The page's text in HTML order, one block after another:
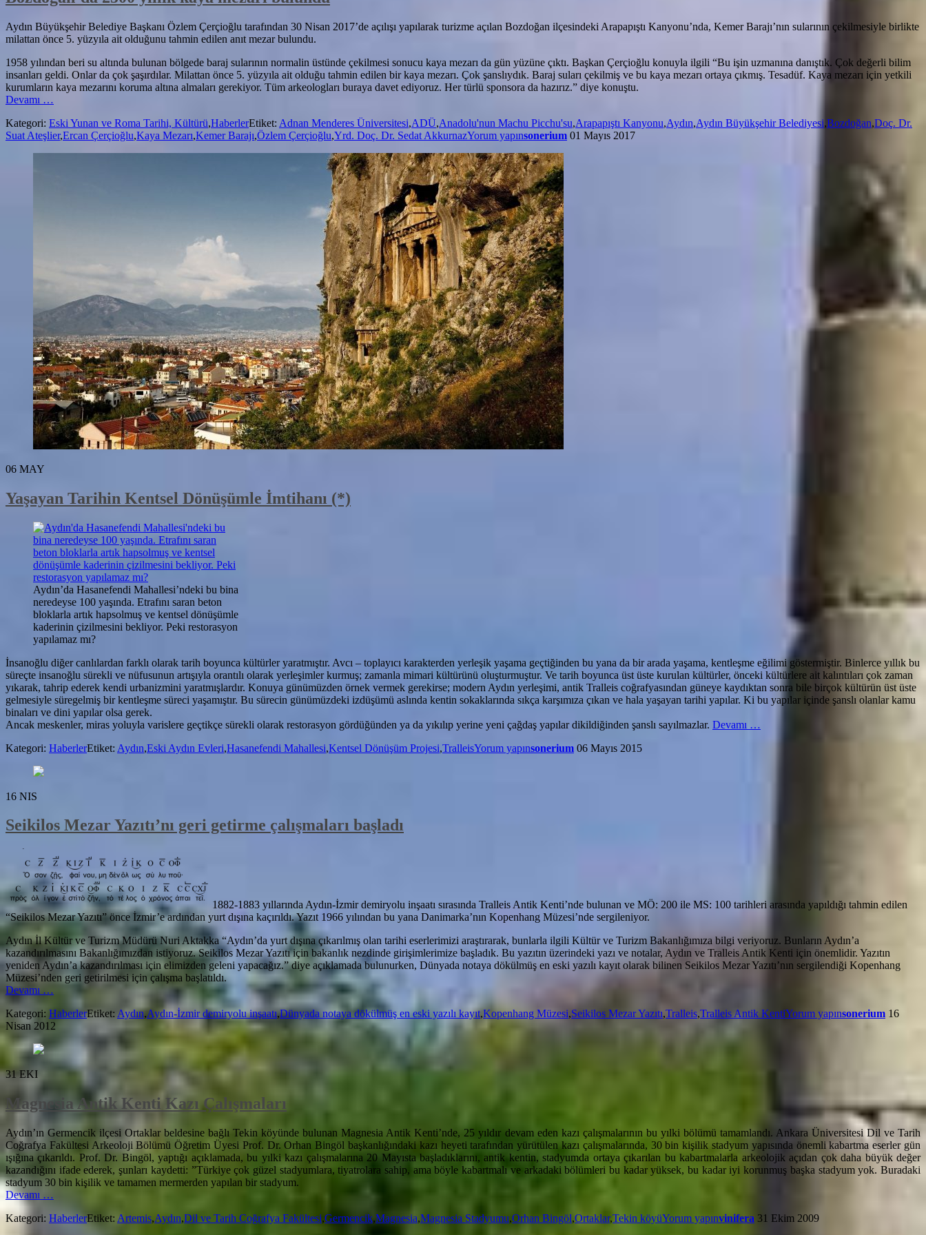
Aydın Büyükşehir Belediye Başkanı Özlem Çerçioğlu tarafından 30 Nisan 2017’de açılışı yapılarak turizme açılan Bozdoğan ilçesindeki Arapapıştı Kanyonu’nda, Kemer Barajı’nın sularının çekilmesiyle birlikte
milattan önce 5. yüzyıla ait olduğunu tahmin edilen anıt mezar bulundu.
1958 yılından beri su altında bulunan bölgede baraj sularının normalin üstünde çekilmesi sonucu kaya mezarı da gün yüzüne çıktı. Başkan Çerçioğlu konuyla ilgili “Bu işin uzmanına danıştık. Çok değerli bilim
insanları geldi. Onlar da çok şaşırdılar. Milattan önce 5. yüzyıla ait olduğu tahmin edilen bir kaya mezarı. Çok şanslıydık. Baraj suları çekilmiş ve bu kaya mezarı ortaya çıkmış. Tesadüf. Kaya mezarı için yetkili
kurumların kaya mezarını koruma altına almaları gerekiyor. Tüm arkeologları buraya davet ediyoruz. Her türlü sponsora da hazırız.” diye konuştu.
Devamı
yıllık
kaya
…
Kategori: Eski Yunan ve Roma Tarihi, Kültürü,HaberlerEtiket: Adnan Menderes Üniversitesi,ADÜ,Anadolu'nun Machu Picchu'su,Arapapıştı Kanyonu,Aydın,Aydın Büyükşehir Belediyesi,Bozdoğan,Doç. Dr.
Suat Ateşlier,Ercan Çerçioğlu,Kaya Mezarı,Kemer Barajı,Özlem Çerçioğlu,Yrd. Doç. Dr. Sedat AkkurnazYorum yapınsonerium 01 Mayıs 2017
06 MAY
Yaşayan Tarihin Kentsel Dönüşümle İmtihanı (*)
Aydın’da Hasanefendi Mahallesi’ndeki bu bina
neredeyse 100 yaşında. Etrafını saran beton
bloklarla artık hapsolmuş ve kentsel dönüşümle
kaderinin çizilmesini bekliyor. Peki restorasyon
yapılamaz mı?
İnsanoğlu diğer canlılardan farklı olarak tarih boyunca kültürler yaratmıştır. Avcı – toplayıcı karakterden yerleşik yaşama geçtiğinden bu yana da bir arada yaşama, kentleşme eğilimi göstermiştir. Binlerce yıllık bu
süreçte insanoğlu sürekli ve nüfusunun artışıyla orantılı olarak yerleşimler kurmuş; zamanla mimari kültürünü oluşturmuştur. Ve tarih boyunca üst üste kurulan kültürler, önceki kültürlere ait kalıntıları çok zaman
yıkarak, tahrip ederek kendi urbanizmini yaratmışlardır. Konuya günümüzden örnek vermek gerekirse; modern Aydın yerleşimi, antik Tralleis coğrafyasından güneye kaydıktan sonra bile birçok kültürün üst üste
gelmesiyle süregelmiş bir kentleşme süreci yaşamıştır. Bu sürecin günümüzdeki izdüşümü aslında kentin sokaklarında sıkça karşımıza çıkan ve hala yaşayan tarihi yapılar. Ki bu yapılar içinde şanslı olanlar kamu
binaları ve dini yapılar olsa gerek.
Ancak meskenler, miras yoluyla varislere geçtikçe sürekli olarak restorasyon gördüğünden ya da yıkılıp yerine yeni çağdaş yapılar dikildiğinden şanslı sayılmazlar. Devamı …
Kategori: HaberlerEtiket: Aydın,Eski Aydın Evleri,Hasanefendi Mahallesi,Kentsel Dönüşüm Projesi,TralleisYorum yapınsonerium 06 Mayıs 2015
16 NIS
Seikilos Mezar Yazıtı’nı geri getirme çalışmaları başladı
1882-1883 yıllarında Aydın-İzmir demiryolu inşaatı sırasında Tralleis Antik Kenti’nde bulunan ve MÖ: 200 ile MS: 100 tarihleri arasında yapıldığı tahmin edilen
“Seikilos Mezar Yazıtı” önce İzmir’e ardından yurt dışına kaçırıldı. Yazıt 1966 yılından bu yana Danimarka’nın Kopenhang Müzesi’nde sergileniyor.
Aydın İl Kültür ve Turizm Müdürü Nuri Aktakka “Aydın’da yurt dışına çıkarılmış olan tarihi eserlerimizi araştırarak, bunlarla ilgili Kültür ve Turizm Bakanlığımıza bilgi veriyoruz. Bunların Aydın’a
kazandırılmasını Bakanlığımızdan istiyoruz. Seikilos Mezar Yazıtı için bakanlık nezdinde girişimlerimize başladık. Bu yazıtın üzerindeki yazı ve notalar, Aydın ve Tralleis Antik Kenti için önemlidir. Yazıtın
yeniden Aydın’a kazandırılması için elimizden geleni yapacağız.” diye açıklamada bulunurken, Dünyada notaya dökülmüş en eski yazılı kayıt olarak bilinen Seikilos Mezar Yazıtı’nın sergilendiği Kopenhang
Müzesi’nden geri getirilmesi için çalışma başlatıldı.
Devamı
hakkındaSeikilos
Yazıtı’nı
geri
çalışmaları
başladı
…
Kategori: HaberlerEtiket: Aydın,Aydın-İzmir demiryolu inşaatı,Dünyada notaya dökülmüş en eski yazılı kayıt,Kopenhang Müzesi,Seikilos Mezar Yazıtı,Tralleis,Tralleis Antik KentiYorum yapınsonerium 16
Nisan 2012
31 EKI
Magnesia Antik Kenti Kazı Çalışmaları
Aydın’ın Germencik ilçesi Ortaklar beldesine bağlı Tekin köyünde bulunan Magnesia Antik Kenti’nde, 25 yıldır devam eden kazı çalışmalarının bu yılki bölümü tamamlandı. Ankara Üniversitesi Dil ve Tarih
Coğrafya Fakültesi Arkeoloji Bölümü Öğretim Üyesi Prof. Dr. Orhan Bingöl başkanlığındaki kazı heyeti tarafından yürütülen kazı çalışmalarında, 30 bin kişilik stadyum yapısında önemli kabartma eserler gün
ışığına çıkarıldı. Prof. Dr. Bingöl, yaptığı açıklamada, bu yılki kazı çalışmalarına 20 Mayısta başladıklarını, antik kentin, stadyumda ortaya çıkarılan bu kabartmalarla arkeolojik açıdan çok daha büyük değer
kazandığını ifade ederek, şunları kaydetti: ”Türkiye çok güzel stadyumlara, tiyatrolara sahip, ama böyle kabartmalı ve arkadaki bölümleri bu kadar yüksek, bu kadar iyi korunmuş başka stadyum yok. Buradaki
stadyum 30 bin kişilik ve tamamen mermerden yapılan bir stadyum.
Devamı
Kenti
…
Kategori: HaberlerEtiket: Artemis,Aydın,Dil ve Tarih Coğrafya Fakültesi,Germencik,Magnesia,Magnesia Stadyumu,Orhan Bingöl,Ortaklar,Tekin köyüYorum yapınvinifera 31 Ekim 2009